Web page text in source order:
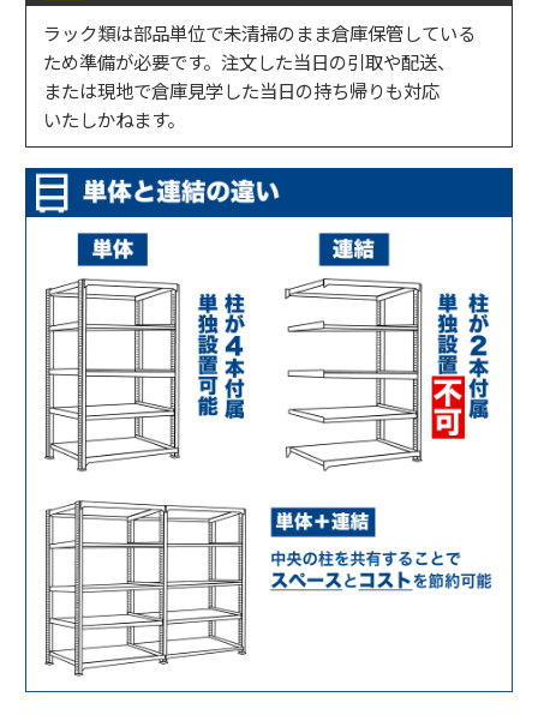
ラック類は部品単位で未清掃のまま倉庫保管している
ため準備が必要です。注文した当日の引取や配送、
または現地で倉庫見学した当日の持ち帰りも対応
いたしかねます。